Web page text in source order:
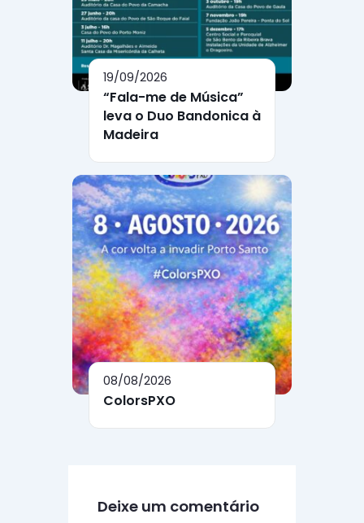
19/09/2026
“Fala-me de Música”
leva o Duo Bandonica à
Madeira
08/08/2026
ColorsPXO
Deixe um comentário